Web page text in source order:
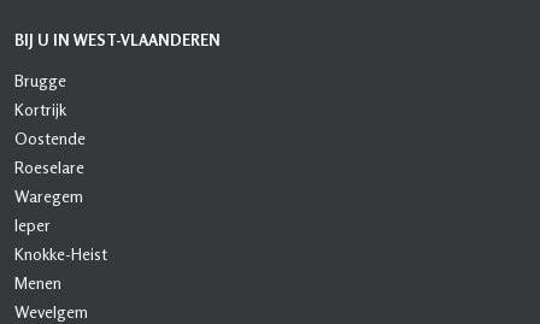
BIJ U IN WEST-VLAANDEREN
Brugge
Kortrijk
Oostende
Roeselare
Waregem
Ieper
Knokke-Heist
Menen
Wevelgem